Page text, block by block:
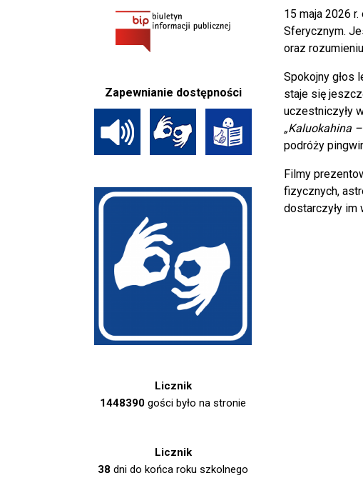
15 maja 2026 r.
Sferycznym.
oraz
Spokojny głos
staje się
uczestniczyły
„Kaluokahina
podróży
Filmy
fizycznych,
dostarczyły im
Zapewnianie dostępności
Licznik
1448390 gości było na stronie
Licznik
38 dni do końca roku szkolnego